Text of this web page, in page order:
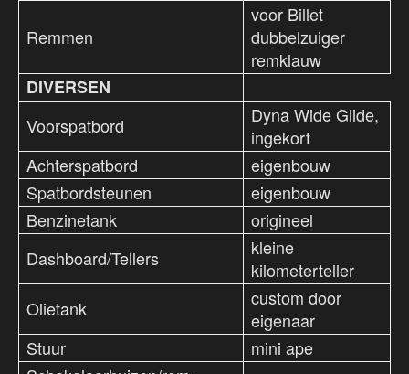
Remmen
voor Billet
dubbelzuiger
remklauw
DIVERSEN
Voorspatbord
Dyna Wide Glide,
ingekort
Achterspatbord
eigenbouw
Spatbordsteunen
eigenbouw
Benzinetank
origineel
Dashboard/Tellers
kleine
kilometerteller
Olietank
custom door
eigenaar
Stuur
mini ape